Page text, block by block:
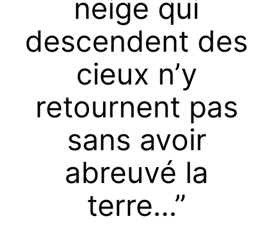
neige qui
descendent des
cieux n’y
retournent pas
sans avoir
abreuvé la
terre…”